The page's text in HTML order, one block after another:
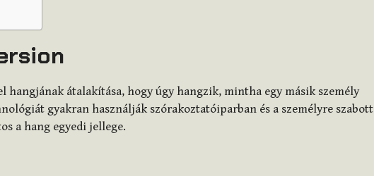
hangjának átalakítása, hogy úgy hangzik, mintha egy másik személy
gyakran használják szórakoztatóiparban és a személyre szabott
a hang egyedi jellege.